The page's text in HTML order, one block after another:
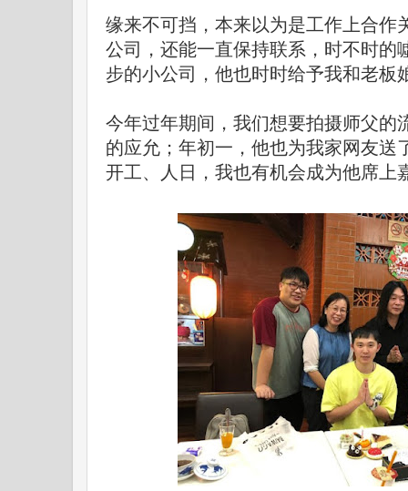
缘来不可挡，本来以为是工作上合作
公司，还能一直保持联系，时不时的
步的小公司，他也时时给予我和老板
今年过年期间，我们想要拍摄师父的
的应允；年初一，他也为我家网友送
开工、人日，我也有机会成为他席上